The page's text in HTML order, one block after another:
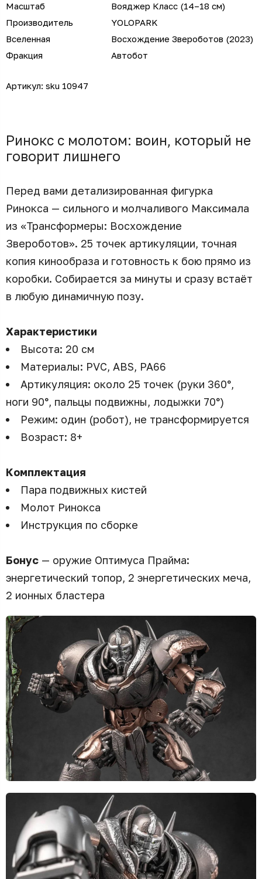
Масштаб
Вояджер Класс (14–18 см)
Производитель
YOLOPARK
Вселенная
Восхождение Звероботов (2023)
Фракция
Автобот
Артикул: sku 10947
Ринокс с молотом: воин, который не
говорит лишнего
Перед вами детализированная фигурка
Ринокса — сильного и молчаливого Максимала
из «Трансформеры: Восхождение
Звероботов». 25 точек артикуляции, точная
копия кинообраза и готовность к бою прямо из
коробки. Собирается за минуты и сразу встаёт
в любую динамичную позу.
Характеристики
Высота: 20 см
Материалы: PVC, ABS, PA66
Артикуляция: около 25 точек (руки 360°,
ноги 90°, пальцы подвижны, лодыжки 70°)
Режим: один (робот), не трансформируется
Возраст: 8+
Комплектация
Пара подвижных кистей
Молот Ринокса
Инструкция по сборке
Бонус — оружие Оптимуса Прайма:
энергетический топор, 2 энергетических меча,
2 ионных бластера